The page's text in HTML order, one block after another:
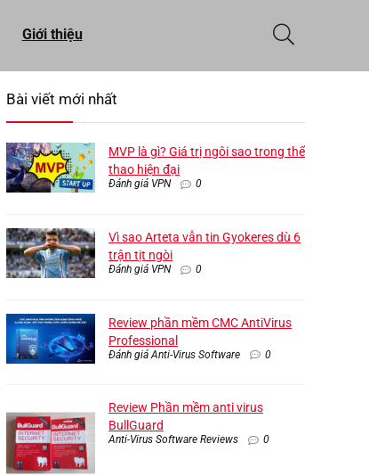
Giới thiệu
Bài viết mới nhất
MVP là gì? Giá trị ngôi sao trong thể
thao hiện đại
Đánh giá VPN 0
Vì sao Arteta vẫn tin Gyokeres dù 6
trận tịt ngòi
Đánh giá VPN 0
Review phần mềm CMC AntiVirus
Professional
Đánh giá Anti-Virus Software 0
Review Phần mềm anti virus
BullGuard
Anti-Virus Software Reviews 0